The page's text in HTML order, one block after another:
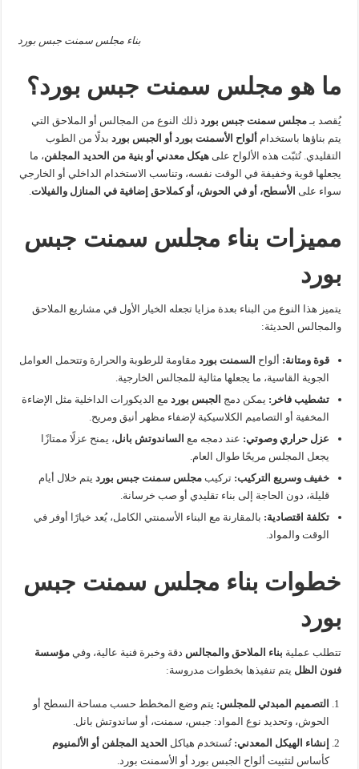
بناء مجلس سمنت جبس بورد
ما هو مجلس سمنت جبس بورد؟
يُقصد بـمجلس سمنت جبس بورد ذلك النوع من المجالس أو الملاحق التي
يتم بناؤها باستخدام ألواح الأسمنت بورد أو الجبس بورد بدلًا من الطوب
التقليدي. تُثبّت هذه الألواح علىهيكل معدني أو بنية من الحديد المجلفن، ما
يجعلها قوية وخفيفة في الوقت نفسه، وتناسب الاستخدام الداخلي أو الخارجي
سواء على الأسطح، أو في الحوش، أو كملاحق إضافية في المنازل والفيلات.
مميزات بناء مجلس سمنت جبس
بورد
يتميز هذا النوع من البناء بعدة مزايا تجعله الخيار الأول في مشاريع الملاحق
والمجالس الحديثة:
قوة ومتانة: ألواح السمنت بورد مقاومة للرطوبة والحرارة وتتحمل العوامل
الجوية القاسية، ما يجعلها مثالية للمجالس الخارجية.
تشطيب فاخر: يمكن دمج الجبس بورد مع الديكورات الداخلية مثل الإضاءة
المخفية أو التصاميم الكلاسيكية لإضفاء مظهر أنيق ومريح.
عزل حراري وصوتي: عند دمجه مع الساندوتش بانل، يمنح عزلًا ممتازًا
يجعل المجلس مريحًا طوال العام.
خفيف وسريع التركيب: تركيبمجلس سمنت جبس بورد يتم خلال أيام
قليلة، دون الحاجة إلى بناء تقليدي أو صب خرسانة.
تكلفة اقتصادية: بالمقارنة مع البناء الأسمنتي الكامل، يُعد خيارًا أوفر في
الوقت والمواد.
خطوات بناء مجلس سمنت جبس
بورد
تتطلب عملية بناء الملاحق والمجالس دقة وخبرة فنية عالية، وفيمؤسسة
فنون الظل يتم تنفيذها بخطوات مدروسة:
التصميم المبدئي للمجلس: يتم وضع المخطط حسب مساحة السطح أو
الحوش، وتحديد نوع المواد: جبس، سمنت، أو ساندوتش بانل.
إنشاء الهيكل المعدني: تُستخدم هياكل الحديد المجلفن أو الألمنيوم
كأساس لتثبيت ألواح الجبس بورد أو الأسمنت بورد.